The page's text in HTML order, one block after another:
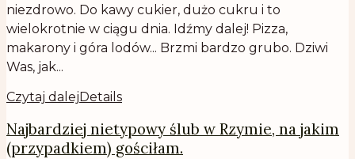
niezdrowo. Do kawy cukier, dużo cukru i to
wielokrotnie w ciągu dnia. Idźmy dalej! Pizza,
makarony i góra lodów... Brzmi bardzo grubo. Dziwi
Was, jak...
Czytaj dalej Details
Najbardziej nietypowy ślub w Rzymie, na jakim
(przypadkiem) gościłam.